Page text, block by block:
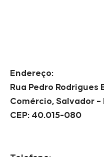
Endereço:
Rua Pedro Rodrigues
Comércio, Salvador –
CEP: 40.015-080